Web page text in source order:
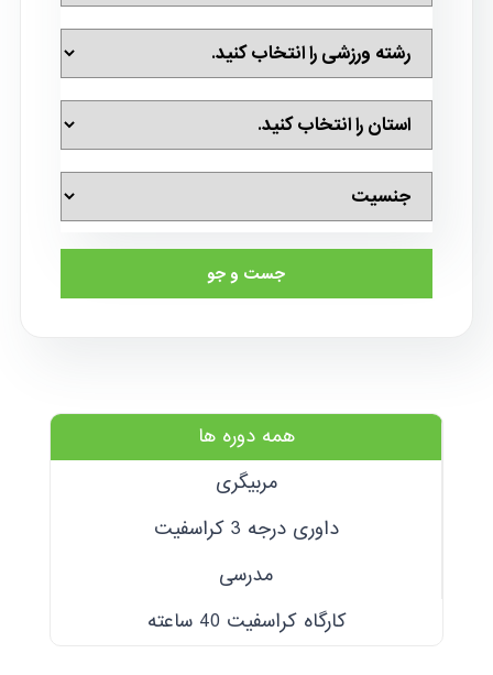
جست و جو
همه دوره ها
مربیگری
داوری درجه 3 کراسفیت
مدرسی
کارگاه کراسفیت 40 ساعته